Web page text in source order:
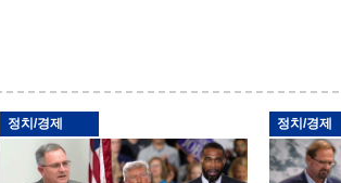
정치/경제 정치/경제